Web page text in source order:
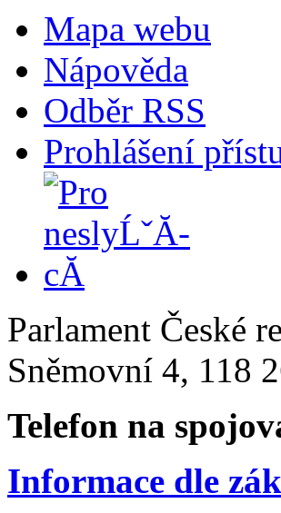
Mapa webu
Nápověda
Odběr RSS
Prohlášení
Parlament České
Sněmovní 4, 118
Telefon na
Informace dle